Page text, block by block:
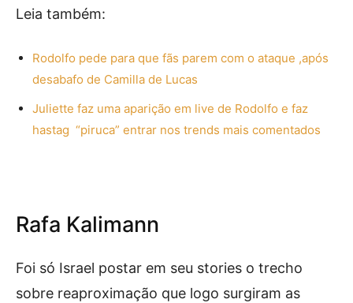
Leia também:
Rodolfo pede para que fãs parem com o ataque ,após
desabafo de Camilla de Lucas
Juliette faz uma aparição em live de Rodolfo e faz
hastag “piruca” entrar nos trends mais comentados
Rafa Kalimann
Foi só Israel postar em seu stories o trecho
sobre reaproximação que logo surgiram as